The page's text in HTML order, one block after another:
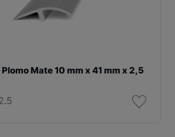
Mate 10 mm x 41 mm x 2,5